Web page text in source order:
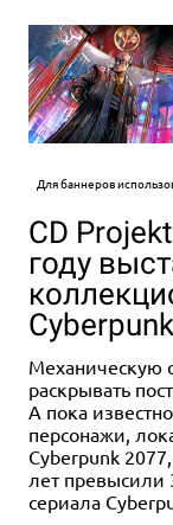
Для баннеров
CD
году
Механическую
раскрывать
А пока
персонажи,
Cyberpunk
лет
сериала